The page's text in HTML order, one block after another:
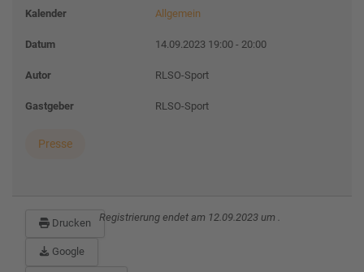
Kalender Allgemein
Datum 14.09.2023 19:00 - 20:00
Autor RLSO-Sport
Gastgeber RLSO-Sport
Presse
Drucken
Google
Registrierung endet am 12.09.2023 um .